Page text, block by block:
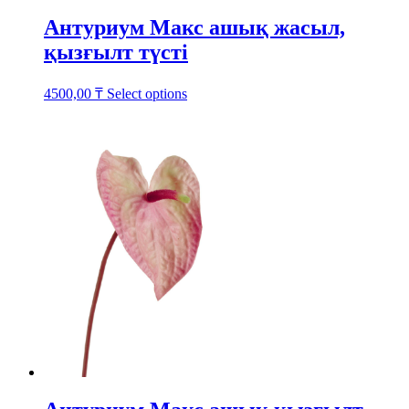
Антуриум Макс ашық жасыл,
қызғылт түсті
4500,00 ₸ Select options
The
options
may
be
chosen
on
the